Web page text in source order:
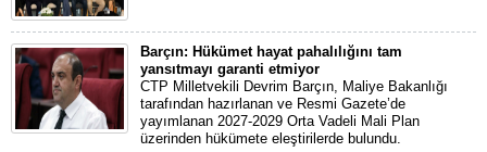
Barçın: Hükümet hayat pahalılığını tam
yansıtmayı garanti etmiyor
CTP Milletvekili Devrim Barçın, Maliye Bakanlığı
tarafından hazırlanan ve Resmi Gazete’de
yayımlanan 2027-2029 Orta Vadeli Mali Plan
üzerinden hükümete eleştirilerde bulundu.